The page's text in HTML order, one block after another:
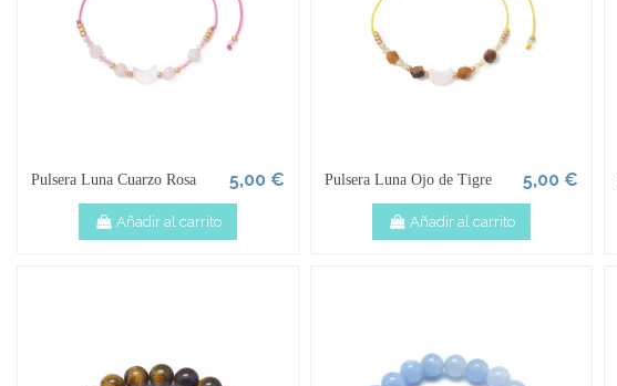
Pulsera Luna Cuarzo Rosa 5,00 €
Añadir al carrito
Pulsera Luna Ojo de Tigre 5,00 €
Añadir al carrito